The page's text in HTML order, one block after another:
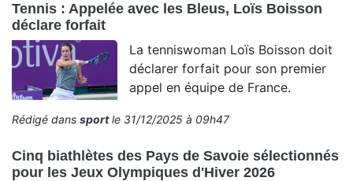
Tennis : Appelée avec les Bleus, Loïs Boisson
déclare forfait
La tenniswoman Loïs Boisson doit
déclarer forfait pour son premier
appel en équipe de France.
Rédigé dans sportle 31/12/2025 à 09h47
Cinq biathlètes des Pays de Savoie sélectionnés
pour les Jeux Olympiques d'Hiver 2026